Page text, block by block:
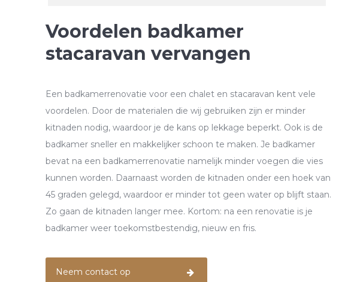
Voordelen badkamer
stacaravan vervangen
Een badkamerrenovatie voor een chalet en stacaravan kent vele
voordelen. Door de materialen die wij gebruiken zijn er minder
kitnaden nodig, waardoor je de kans op lekkage beperkt. Ook is de
badkamer sneller en makkelijker schoon te maken. Je badkamer
bevat na een badkamerrenovatie namelijk minder voegen die vies
kunnen worden. Daarnaast worden de kitnaden onder een hoek van
45 graden gelegd, waardoor er minder tot geen water op blijft staan.
Zo gaan de kitnaden langer mee. Kortom: na een renovatie is je
badkamer weer toekomstbestendig, nieuw en fris.
Neem contact op